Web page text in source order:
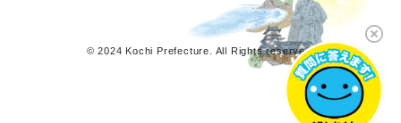
© 2024 Kochi Prefecture. All Rights reserved.